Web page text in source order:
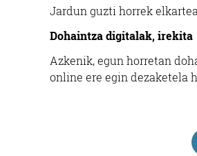
Jardun guzti horrek
Dohaintza digitalak, irekita
Azkenik, egun horretan
online ere egin dezaketela